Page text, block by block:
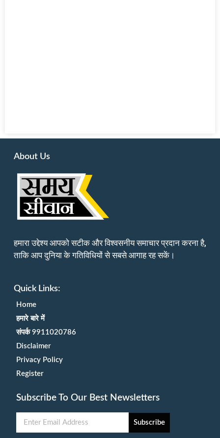
About Us
हमारा उद्देश्य आपको सटीक और विश्वसनीय समाचार प्रदान करना है,
ताकि आप दुनिया के गतिविधियों से सबसे आगाह रह सकें।
Quick Links:
Home
हमारे बारे में
संपर्क 9911020786
Disclaimer
Privacy Policy
Register
Subscribe To Our Best Newsletters
Subscribe